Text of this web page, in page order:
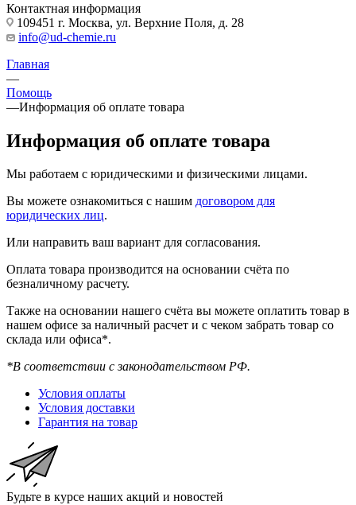
Контактная информация
109451 г. Москва, ул. Верхние Поля, д. 28
info@ud-chemie.ru
Главная
—
Помощь
—Информация об оплате товара
Информация об оплате товара
Мы работаем с юридическими и физическими лицами.
Вы можете ознакомиться с нашим договором для
юридических лиц.
Или направить ваш вариант для согласования.
Оплата товара производится на основании счёта по
безналичному расчету.
Также на основании нашего счёта вы можете оплатить товар в
нашем офисе за наличный расчет и с чеком забрать товар со
склада или офиса*.
*В соответствии с законодательством РФ.
Условия оплаты
Условия доставки
Гарантия на товар
Будьте в курсе наших акций и новостей